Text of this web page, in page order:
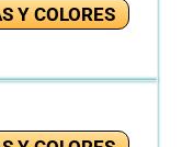
Y COLORES